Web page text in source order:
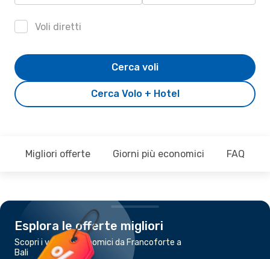
Voli diretti
Cerca Volo + Hotel
Cerca voli
Migliori offerte Giorni più economici FAQ
Esplora le offerte migliori
Scopri i voli più economici da Francoforte a
Bali